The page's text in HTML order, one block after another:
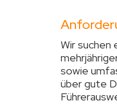
Wir suchen
sowie
über gute